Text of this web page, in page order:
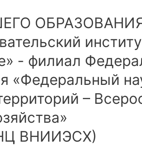
- филиал
«Федеральный
–
ВНИИЭСХ)